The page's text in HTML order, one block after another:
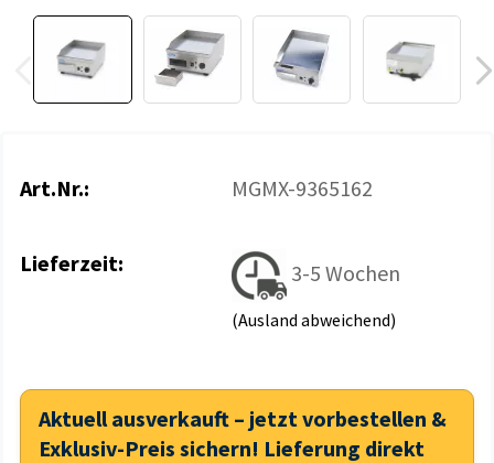
Art.Nr.: MGMX-9365162
Lieferzeit: 3-5 Wochen
(Ausland abweichend)
Aktuell ausverkauft – jetzt vorbestellen &
Exklusiv-Preis sichern! Lieferung direkt